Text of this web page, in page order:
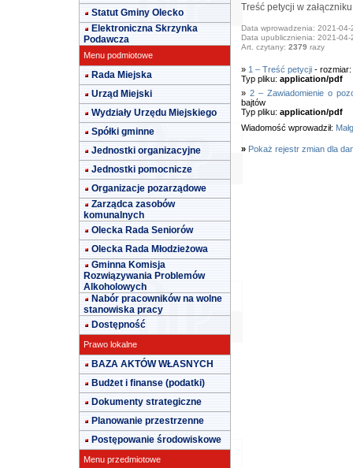
Statut Gminy Olecko
Elektroniczna Skrzynka
Podawcza
Menu podmiotowe
Rada Miejska
Urząd Miejski
Wydziały Urzędu Miejskiego
Spółki gminne
Jednostki organizacyjne
Jednostki pomocnicze
Organizacje pozarządowe
Zarządca zasobów
komunalnych
Olecka Rada Seniorów
Olecka Rada Młodzieżowa
Gminna Komisja
Rozwiązywania Problemów
Alkoholowych
Nabór pracowników na wolne
stanowiska pracy
Dostępność
Prawo lokalne
BAZA AKTÓW WŁASNYCH
Budżet i finanse (podatki)
Dokumenty strategiczne
Planowanie przestrzenne
Postępowanie środowiskowe
Menu przedmiotowe
Treść petycji w
Data wprowadzenia: 2021-04-
Data upublicznienia: 2021-04-
Art. czytany: 2379 razy
» 1 – Treść petycji- rozmiar:
Typ pliku: application/pdf
» 2 – Zawiadomienie o
bajtów
Typ pliku: application/pdf
Wiadomość wprowadził:
» Pokaż rejestr zmian dla